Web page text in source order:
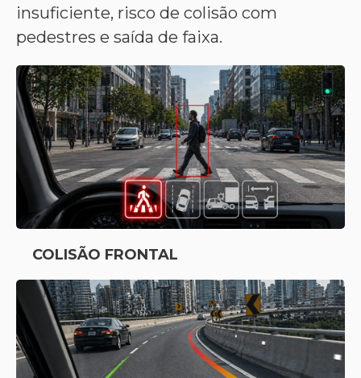
insuficiente, risco de colisão com
pedestres e saída de faixa.
COLISÃO FRONTAL